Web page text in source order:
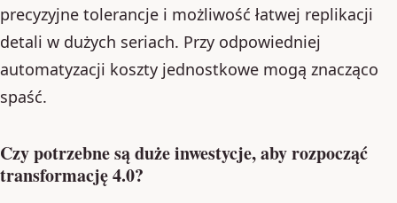
precyzyjne tolerancje i możliwość łatwej replikacji
detali w dużych seriach. Przy odpowiedniej
automatyzacji koszty jednostkowe mogą znacząco
spaść.
Czy potrzebne są duże inwestycje, aby rozpocząć
transformację 4.0?